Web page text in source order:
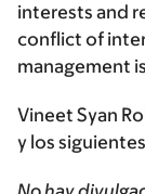
interests and
conflict of
management
Vineet Syan
y los